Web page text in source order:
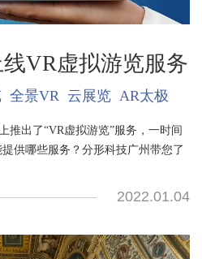
VR虚拟游览服务
全景VR 云展览 AR太极
推出了“VR虚拟游览”服务，一时间
供哪些服务？分形科技广州带您了
2022.01.04